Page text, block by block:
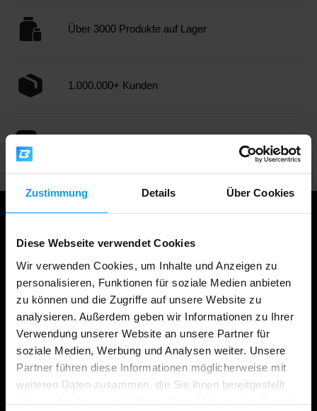
Zustimmung Details Über Cookies
Diese Webseite verwendet Cookies
Wir verwenden Cookies, um Inhalte und Anzeigen zu
personalisieren, Funktionen für soziale Medien anbieten
zu können und die Zugriffe auf unsere Website zu
analysieren. Außerdem geben wir Informationen zu Ihrer
Verwendung unserer Website an unsere Partner für
soziale Medien, Werbung und Analysen weiter. Unsere
Partner führen diese Informationen möglicherweise mit
weiteren Daten zusammen, die Sie ihnen bereitgestellt
haben oder die sie im Rahmen Ihrer Nutzung der Dienste
Über 3000 Produkte auf Lager
1.000.000+ Kunden
Einkaufen
Ihre Bestellung verfolgen